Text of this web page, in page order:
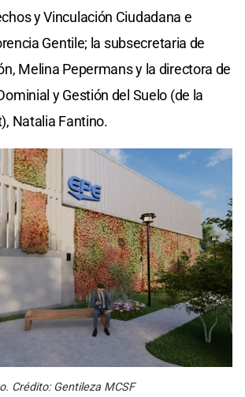
y Vinculación Ciudadana e
Gentile; la subsecretaria de
Melina Pepermans y la directora de
y Gestión del Suelo (de la
Natalia Fantino.
Crédito: Gentileza MCSF